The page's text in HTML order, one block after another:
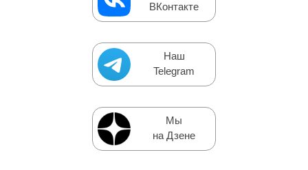
ВКонтакте
Наш
Telegram
Мы
на Дзене